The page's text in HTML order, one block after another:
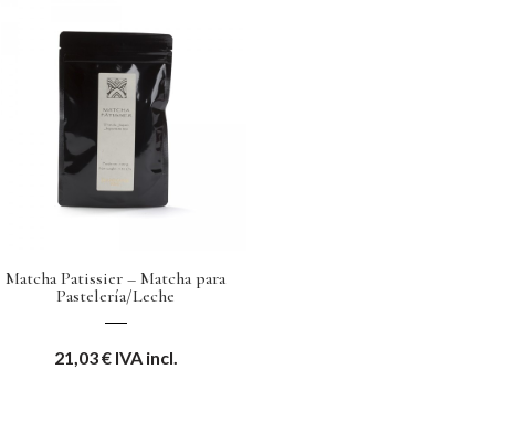
Matcha Patissier – Matcha para
Pastelería/Leche
21,03€ IVA incl.